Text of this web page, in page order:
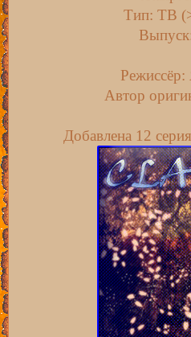
Тип: ТВ
Режиссёр:
Автор
Добавлена 12